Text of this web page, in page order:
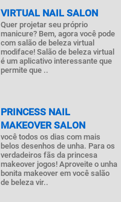
VIRTUAL NAIL SALON
Quer projetar seu próprio
manicure? Bem, agora você pode
com salão de beleza virtual
modiface! Salão de beleza virtual
é um aplicativo interessante que
permite que ..
PRINCESS NAIL
MAKEOVER SALON
você todos os dias com mais
belos desenhos de unha. Para os
verdadeiros fãs da princesa
makeover jogos! Aproveite o unha
bonita makeover em você salão
de beleza vir..